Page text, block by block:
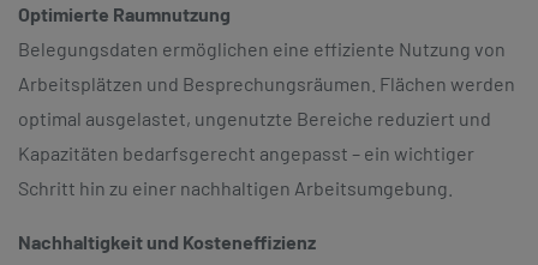
Optimierte Raumnutzung
Belegungsdaten ermöglichen eine effiziente Nutzung von
Arbeitsplätzen und Besprechungsräumen. Flächen werden
optimal ausgelastet, ungenutzte Bereiche reduziert und
Kapazitäten bedarfsgerecht angepasst – ein wichtiger
Schritt hin zu einer nachhaltigen Arbeitsumgebung.
Nachhaltigkeit und Kosteneffizienz